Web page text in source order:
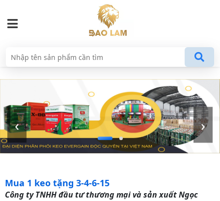
‹ ›
Mua 1 keo tặng 3-4-6-15
Công ty TNHH đầu tư thương mại và sản xuất Ngọc